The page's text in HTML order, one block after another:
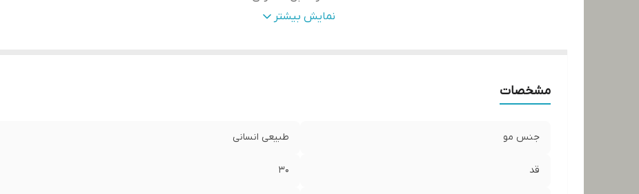
جنس تور:ضد حساسیتنمایش بیشتر
مشخصات
جنس مو طبیعی انسانی
قد 30